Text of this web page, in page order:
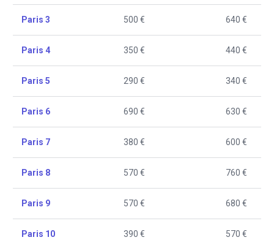
Paris 3 500 € 640 €
Paris 4 350 € 440 €
Paris 5 290 € 340 €
Paris 6 690 € 630 €
Paris 7 380 € 600 €
Paris 8 570 € 760 €
Paris 9 570 € 680 €
Paris 10 390 € 570 €